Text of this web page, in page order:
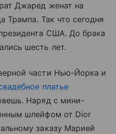
Джаред женат на
Трампа. Так что сегодня
США. До брака
шесть лет.
части Нью-Йорка и
платье
Наряд с мини-
шлейфом от Dior
заказу Марией